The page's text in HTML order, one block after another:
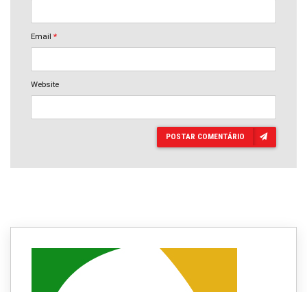
Email *
Website
POSTAR COMENTÁRIO